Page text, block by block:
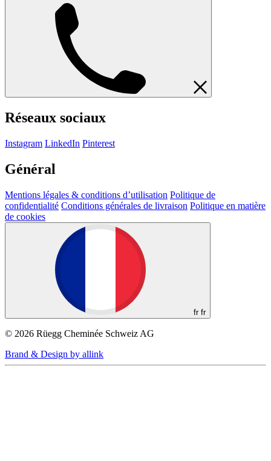
Réseaux sociaux
Instagram LinkedIn Pinterest
Général
Mentions légales & conditions d’utilisation Politique de
confidentialité Conditions générales de livraison Politique en matière
de cookies
fr fr
© 2026 Rüegg Cheminée Schweiz AG
Brand & Design by allink